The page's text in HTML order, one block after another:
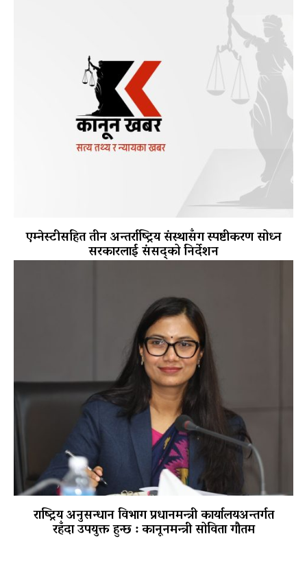
एम्नेस्टीसहित तीन अन्तर्राष्ट्रिय संस्थासँग स्पष्टीकरण सोध्न
सरकारलाई संसद्को निर्देशन
राष्ट्रिय अनुसन्धान विभाग प्रधानमन्त्री कार्यालयअन्तर्गत
रहँदा उपयुक्त हुन्छ : कानूनमन्त्री सोविता गौतम